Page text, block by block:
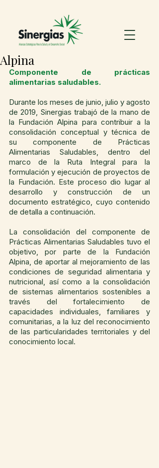
Alpina
Componente de prácticas
alimentarias saludables.
Durante los meses de junio, julio y agosto
de 2019, Sinergias trabajó de la mano de
la Fundación Alpina para contribuir a la
consolidación conceptual y técnica de
su componente de Prácticas
Alimentarias Saludables, dentro del
marco de la Ruta Integral para la
formulación y ejecución de proyectos de
la Fundación. Este proceso dio lugar al
desarrollo y construcción de un
documento estratégico, cuyo contenido
de detalla a continuación.
La consolidación del componente de
Prácticas Alimentarias Saludables tuvo el
objetivo, por parte de la Fundación
Alpina, de aportar al mejoramiento de las
condiciones de seguridad alimentaria y
nutricional, así como a la consolidación
de sistemas alimentarios sostenibles a
través del fortalecimiento de
capacidades individuales, familiares y
comunitarias, a la luz del reconocimiento
de las particularidades territoriales y del
conocimiento local.